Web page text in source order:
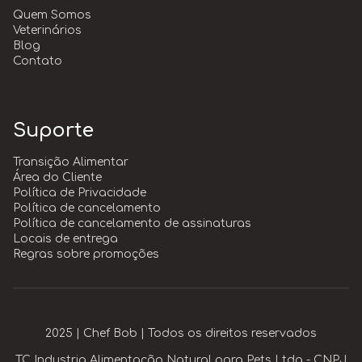
Quem Somos
Veterinários
Blog
Contato
Suporte
Transição Alimentar
Área do Cliente
Política de Privacidade
Política de cancelamento
Política de cancelamento de assinaturas
Locais de entrega
Regras sobre promoções
2025 | Chef Bob | Todos os direitos reservados